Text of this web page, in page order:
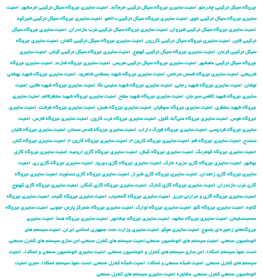
نیروگاه سیکل ترکیبی چادرملو, امنیت سایبری نیروگاه سیکل ترکیبی خرم‌آباد, امنیت سایبری نیروگاه سیکل ترکیبی خرمشهر , امنیت
سایبری نیروگاه سیکل ترکیبی خوی, امنیت سایبری نیروگاه سیکل ترکیبی دالاهو, امنیت سایبری نیروگاه سیکل ترکیبی شیرکوه,
امنیت سایبری نیروگاه سیکل ترکیبی شیروان, امنیت سایبری نیروگاه سیکل ترکیبی غرب مازندران, امنیت سایبری نیروگاه سیکل
ترکیبی قاین, امنیت سایبری نیروگاه سیکل ترکیبی کازرون, امنیت سایبری نیروگاه سیکل ترکیبی کاشان, امنیت سایبری نیروگاه
سیکل ترکیبی کرمان, امنیت سایبری نیروگاه سیکل ترکیبی کهنوج, امنیت سایبری نیروگاه سیکل ترکیبی گیلان, امنیت سایبری
نیروگاه سیکل ترکیبی ماهشهر , امنیت سایبری نیروگاه سیکل ترکیبی هریس, امنیت سایبری نیروگاه شازند, امنیت سایبری نیروگاه
شریعتی, امنیت سایبری نیروگاه شمس سرخس, امنیت سایبری نیروگاه شهید بسطامی شاهرود, امنیت سایبری نیروگاه شهید بهشتی
لوشان, امنیت سایبری نیروگاه شهید رجایی, امنیت سایبری نیروگاه شهید سلیمی نکا, امنیت سایبری نیروگاه شهید طالبی, امنیت
سایبری نیروگاه شهید کاظمی سیرجان, امنیت سایبری نیروگاه شهید مفتح, امنیت سایبری نیروگاه شهید منتظرقائم, امنیت سایبری
نیروگاه شهید منتظری, امنیت سایبری نیروگاه صوفیان, امنیت سایبری نیروگاه طبس, امنیت سایبری نیروگاه طرشت, امنیت سایبری
نیروگاه طوس, امنیت سایبری نیروگاه علی‌آباد کتول, امنیت سایبری نیروگاه غرب کارون, امنیت سایبری نیروگاه فارس, امنیت
سایبری نیروگاه فردوسی, امنیت سایبری نیروگاه فورگ داراب, امنیت سایبری نیروگاه قدس سمنان, امنیت سایبری نیروگاه قلیان
سنندج, امنیت سایبری نیروگاه قم, امنیت سایبری نیروگاه کارون ۳ , امنیت سایبری نیروگاه کارون ۴ , امنیت سایبری نیروگاه کلان,
امنیت سایبری نیروگاه کوهرنگ, امنیت سایبری نیروگاه کیش, امنیت سایبری نیروگاه گازی ارومیه, امنیت سایبری نیروگاه گازی
بوشهر , امنیت سایبری نیروگاه گازی جزیره خارک, امنیت سایبری نیروگاه گازی دورود, امنیت سایبری نیروگاه گازی ری, امنیت
سایبری نیروگاه گازی زاهدان, امنیت سایبری نیروگاه گازی شیراز , امنیت سایبری نیروگاه گازی عسلویه, امنیت سایبری نیروگاه
گازی غرب مازندران, امنیت سایبری نیروگاه گازی کنارک, امنیت سایبری نیروگاه گازی کنگان, امنیت سایبری نیروگاه گازی کهنوج,
امنیت سایبری نیروگاه گازی و حرارتی تبریز , امنیت سایبری نیروگاه گاماسیاب, امنیت سایبری نیروگاه گتوند, امنیت سایبری نیروگاه
گناوه, امنیت سایبری نیروگاه گنو, امنیت سایبری نیروگاه لوارک, امنیت سایبری نیروگاه متمرکز پارس جنوبی, امنیت سایبری نیروگاه
مسجدسلیمان, امنیت سایبری نیروگاه مشهد, امنیت سایبری نیروگاه نیشابور , امنیت سایبری نیروگاه هسا, امنیت سایبری
نیروگاه‌های زنجیره‌ای یاسوج, امنیت سایبری هپکو, امنیت سایبری وزارت نفت جمهوری اسلامی ایران, امنیت سیستم های
اتوماسیون صنعتی, امنیت سیستم های اتوماسیون صنعتی،امنیت سیستم های کنترل صنعتی،امن سازی سیستم های کنترل صنعتی،
تست نفوذ سیستم اسکادا، امن سازی سیستم های کنترل و اتوماسیون صنعتی، امنیت سایبری اتوماسیون صنعتی و اسکادا،, امنیت
سیستم های کنترل صنعتی, امنیت شبکه صنعتی و اسکادا, امنیت شبکه کنترل صنعتی,تست نفوذ سیستم اسکادا, مجری امنیت
اتوماسیون صنعتی کنترل صنعتی, مشاوره امنیت سایبری سیستم های کنترل صنعتی